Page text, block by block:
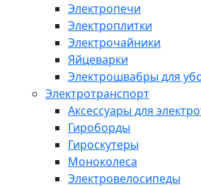
Электропечи
Электроплитки
Электрочайники
Яйцеварки
Электрошвабры для
Электротранспорт
Аксессуары для
Гироборды
Гироскутеры
Моноколеса
Электровелосипеды